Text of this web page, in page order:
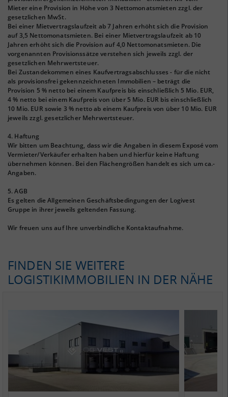
Mieter eine Provision in Höhe von 3 Nettomonatsmieten zzgl. der
gesetzlichen MwSt.
Bei einer Mietvertragslaufzeit ab 7 Jahren erhöht sich die Provision
auf 3,5 Nettomonatsmieten. Bei einer Mietvertragslaufzeit ab 10
Jahren erhöht sich die Provision auf 4,0 Nettomonatsmieten. Die
vorgenannten Provisionssätze verstehen sich jeweils zzgl. der
gesetzlichen Mehrwertsteuer.
Bei Zustandekommen eines Kaufvertragsabschlusses - für die nicht
als provisionsfrei gekennzeichneten Immobilien – beträgt die
Provision 5 % netto bei einem Kaufpreis bis einschließlich 5 Mio. EUR,
4 % netto bei einem Kaufpreis von über 5 Mio. EUR bis einschließlich
10 Mio. EUR sowie 3 % netto ab einem Kaufpreis von über 10 Mio. EUR
jeweils zzgl. gesetzlicher Mehrwertsteuer.
4. Haftung
Wir bitten um Beachtung, dass wir die Angaben in diesem Exposé vom
Vermieter/Verkäufer erhalten haben und hierfür keine Haftung
übernehmen können. Bei den Flächengrößen handelt es sich um ca.-
Angaben.
5. AGB
Es gelten die Allgemeinen Geschäftsbedingungen der Logivest
Gruppe in ihrer jeweils geltenden Fassung.
Wir freuen uns auf Ihre unverbindliche Kontaktaufnahme.
FINDEN SIE WEITERE
LOGISTIKIMMOBILIEN IN DER NÄHE